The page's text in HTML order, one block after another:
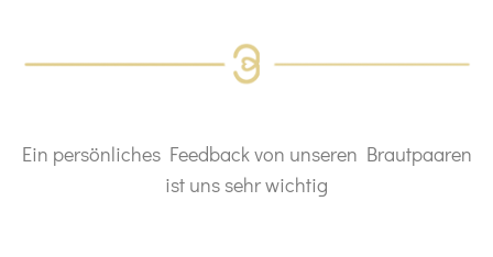
Ein persönliches Feedback von unseren Brautpaaren
ist uns sehr wichtig